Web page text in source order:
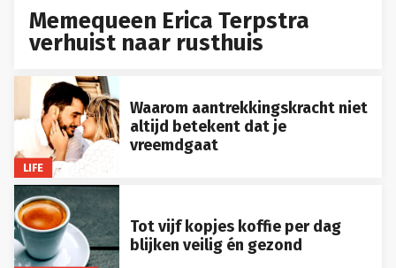
Memequeen Erica Terpstra
verhuist naar rusthuis
LIFE
Waarom aantrekkingskracht niet
altijd betekent dat je
vreemdgaat
Tot vijf kopjes koffie per dag
blijken veilig én gezond